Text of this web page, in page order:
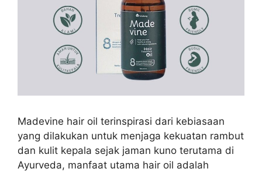
Madevine hair oil terinspirasi dari kebiasaan
yang dilakukan untuk menjaga kekuatan rambut
dan kulit kepala sejak jaman kuno terutama di
Ayurveda, manfaat utama hair oil adalah